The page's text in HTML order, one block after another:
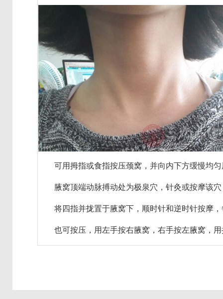
可用拇指或食指按压颈窝，并向内下方缓慢均匀
腋窝顶端动脉搏动处为极泉穴，针灸或按摩该穴
将四指并拢置于腋窝下，顺时针和逆时针按摩，
也可按压，用左手按右腋窝，右手按左腋窝，用